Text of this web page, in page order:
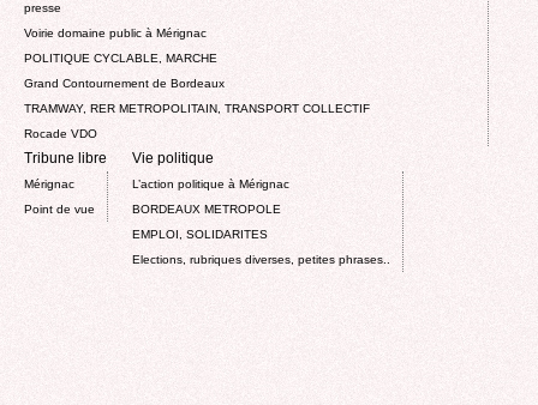
presse
Voirie domaine public à Mérignac
POLITIQUE CYCLABLE, MARCHE
Grand Contournement de Bordeaux
TRAMWAY, RER METROPOLITAIN, TRANSPORT COLLECTIF
Rocade VDO
Tribune libre
Mérignac
Point de vue
Vie politique
L’action politique à Mérignac
BORDEAUX METROPOLE
EMPLOI, SOLIDARITES
Elections, rubriques diverses, petites phrases..